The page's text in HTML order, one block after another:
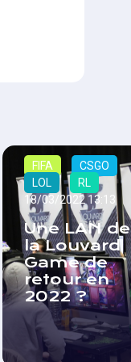
FIFA
CSGO
LOL
RL
18/03/2022 13:13
Une LAN de
la Louvard
Game de
retour en
2022 ?